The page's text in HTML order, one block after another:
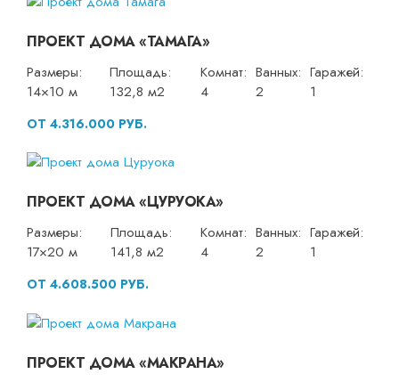
ПРОЕКТ ДОМА «ТАМАГА»
Размеры:
14×10 м
Площадь:
132,8 м2
Комнат:
4
Ванных:
2
Гаражей:
1
ОТ 4.316.000 РУБ.
ПРОЕКТ ДОМА «ЦУРУОКА»
Размеры:
17×20 м
Площадь:
141,8 м2
Комнат:
4
Ванных:
2
Гаражей:
1
ОТ 4.608.500 РУБ.
ПРОЕКТ ДОМА «МАКРАНА»